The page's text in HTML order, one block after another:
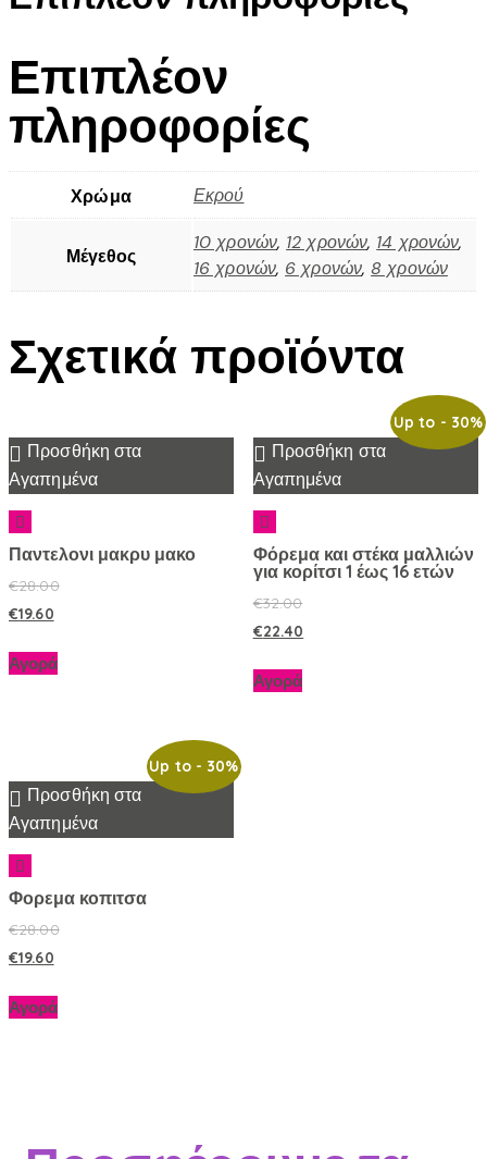
Επιπλέον
πληροφορίες
Χρώμα Εκρού
Μέγεθος
10 χρονών, 12 χρονών, 14 χρονών,
16 χρονών, 6 χρονών, 8 χρονών
Σχετικά προϊόντα
Προσθήκη στα
Αγαπημένα
Παντελονι μακρυ μακο
€28.00
€19.60
Αγορά
Up to - 30%
Προσθήκη στα
Αγαπημένα
Φόρεμα και στέκα μαλλιών
για κορίτσι 1 έως 16 ετών
€32.00
€22.40
Αγορά
Up to- 30%
Προσθήκη στα
Αγαπημένα
Φορεμα κοπιτσα
€28.00
€19.60
Αγορά